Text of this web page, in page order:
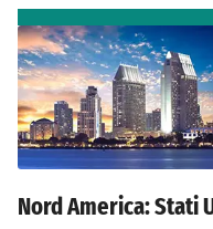
Nord America: Stati